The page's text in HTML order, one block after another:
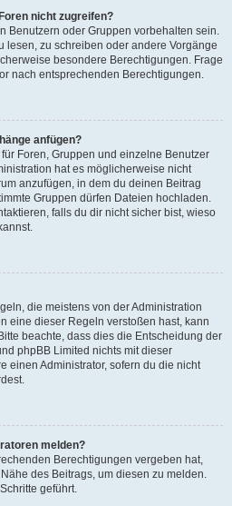
nicht zugreifen?
Benutzern oder Gruppen vorbehalten sein.
lesen, zu schreiben oder andere Vorgänge
besondere Berechtigungen. Frage
nach entsprechenden Berechtigungen.
anfügen?
Foren, Gruppen und einzelne Benutzer
hat es möglicherweise nicht
anzufügen, in dem du deinen Beitrag
Gruppen dürfen Dateien hochladen.
falls du dir nicht sicher bist, wieso
die meistens von der Administration
eine dieser Regeln verstoßen hast, kann
beachte, dass dies die Entscheidung der
phpBB Limited nichts mit dieser
einen Administrator, sofern du die nicht
melden?
Berechtigungen vergeben hat,
des Beitrags, um diesen zu melden.
geführt.